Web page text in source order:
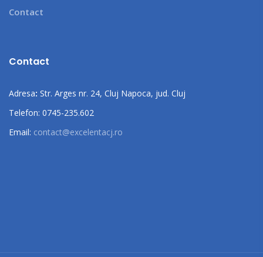
Contact
Contact
Adresa: Str. Arges nr. 24, Cluj Napoca, jud. Cluj
Telefon: 0745-235.602
Email: contact@excelentacj.ro